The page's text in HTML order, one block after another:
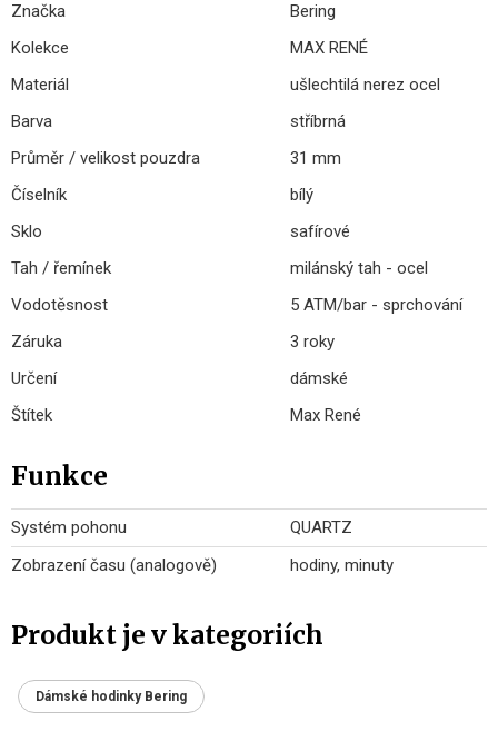
Značka
Bering
Kolekce
MAX RENÉ
Materiál
ušlechtilá nerez ocel
Barva
stříbrná
Průměr / velikost pouzdra
31 mm
Číselník
bílý
Sklo
safírové
Tah / řemínek
milánský tah - ocel
Vodotěsnost
5 ATM/bar - sprchování
Záruka
3 roky
Určení
dámské
Štítek
Max René
Funkce
Systém pohonu
QUARTZ
Zobrazení času (analogově)
hodiny, minuty
Produkt je v kategoriích
Dámské hodinky Bering